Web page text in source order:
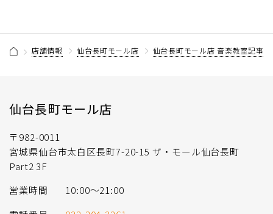
店舗情報 仙台長町モール店 仙台長町モール店 音楽教室記事一
仙台長町モール店
〒982-0011
宮城県仙台市太白区長町7-20-15 ザ・モール仙台長町
Part2 3F
営業時間
10:00〜21:00